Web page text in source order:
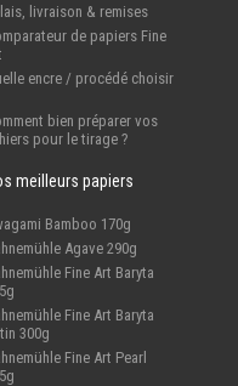
livraison & remises
de papiers Fine
encre / procédé choisir
bien préparer vos
pour le tirage ?
meilleurs papiers
Bamboo 170g
Agave 290g
Fine Art Baryta
Fine Art Baryta
300g
Fine Art Pearl